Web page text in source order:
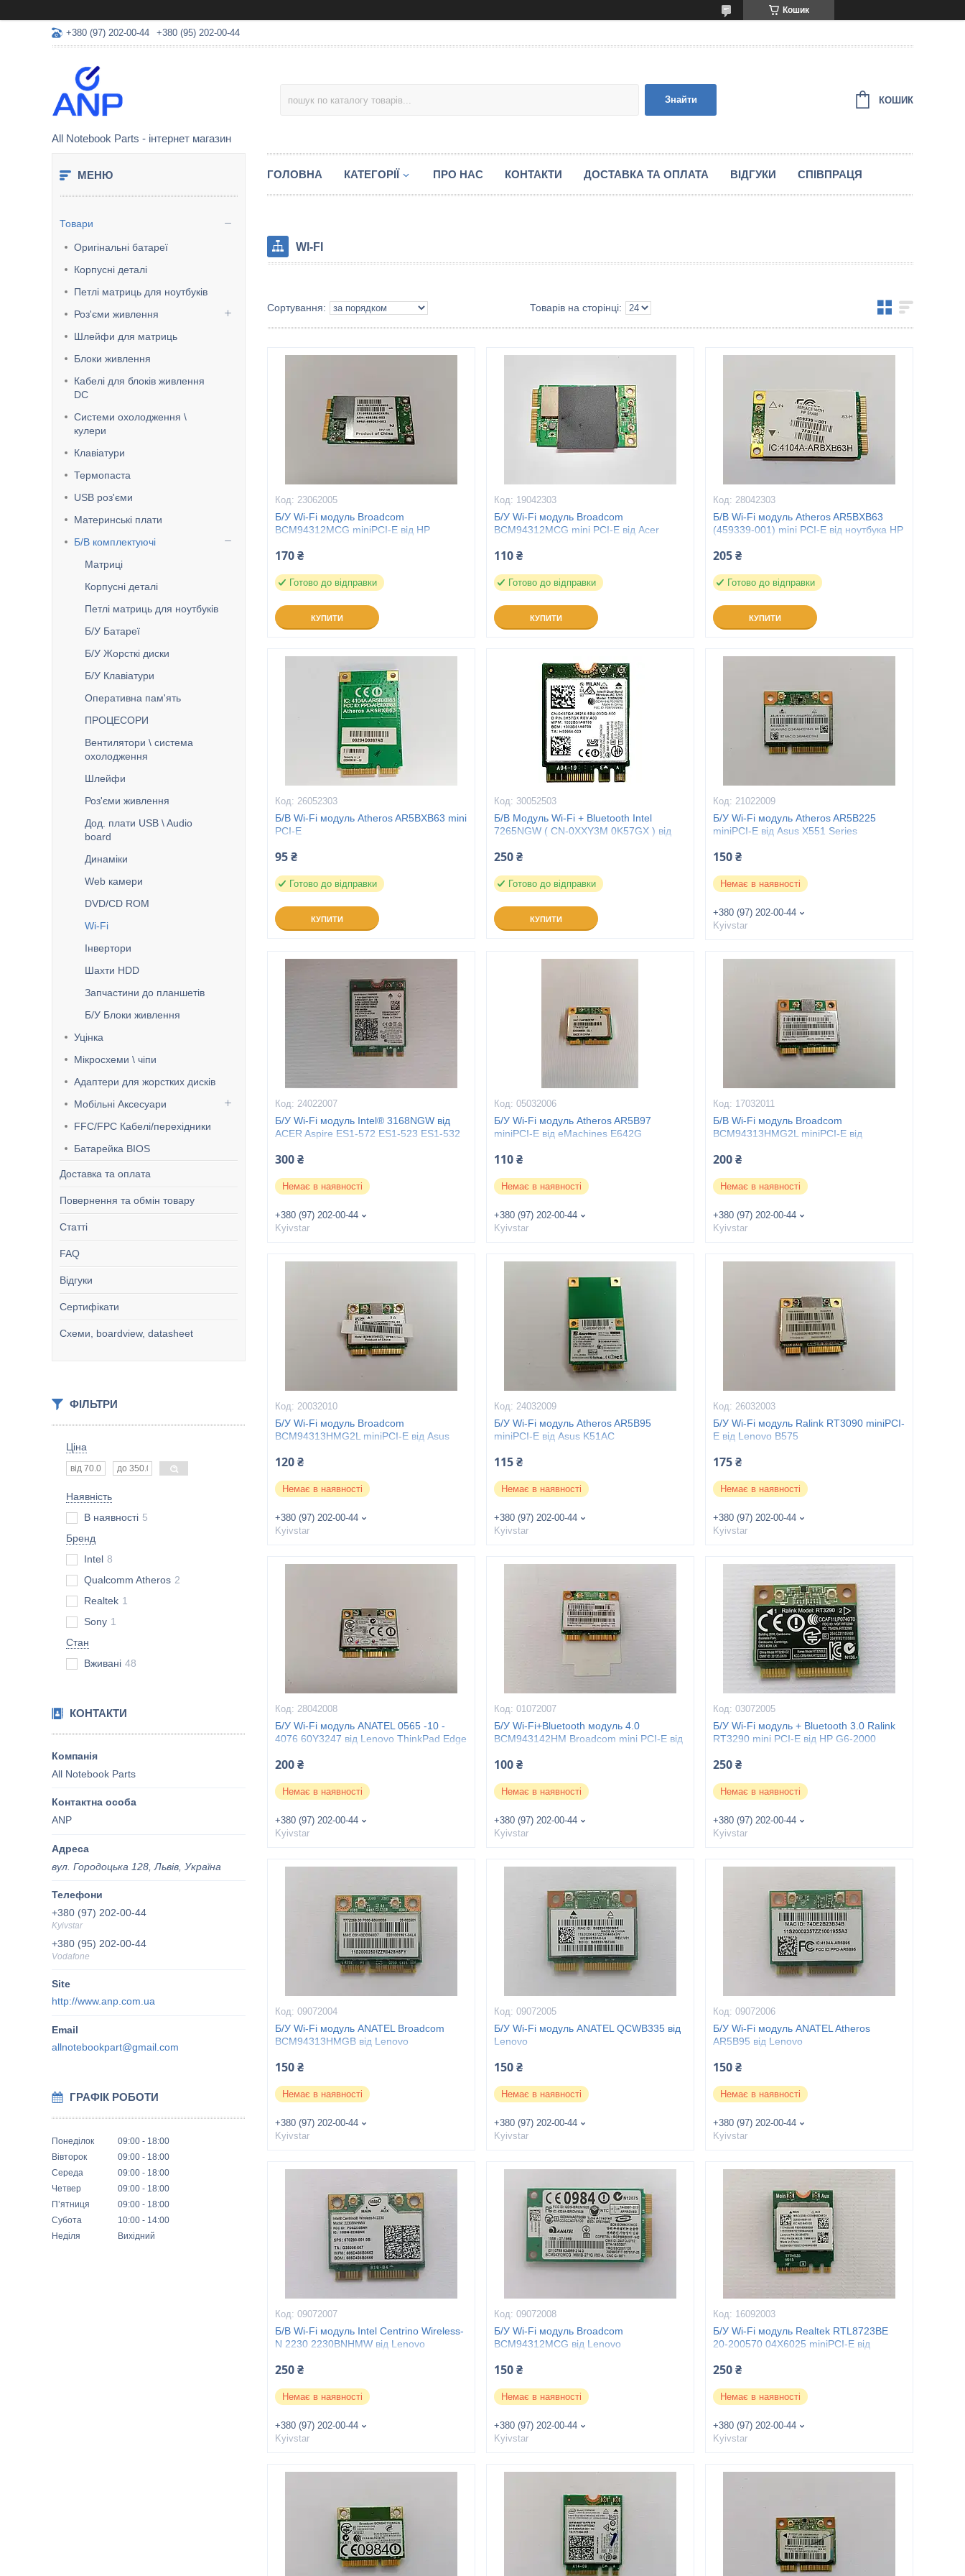
Кошик
+380 (97) 202-00-44 +380 (95) 202-00-44
All Notebook Parts - інтернет магазин
Знайти КОШИК
Товари
Оригінальні батареї
Корпусні деталі
Петлі матриць для ноутбуків
Роз'єми живлення
Шлейфи для матриць
Блоки живлення
Кабелі для блоків живлення
DC
Системи охолодження \
кулери
Клавіатури
Термопаста
USB роз'єми
Материнські плати
Б/В комплектуючі
Матриці
Корпусні деталі
Петлі матриць для ноутбуків
Б/У Батареї
Б/У Жорсткі диски
Б/У Клавіатури
Оперативна пам'ять
ПРОЦЕСОРИ
Вентилятори \ система
охолодження
Шлейфи
Роз'єми живлення
Дод. плати USB \ Audio
board
Динаміки
Web камери
DVD/CD ROM
Wі-Fі
Інвертори
Шахти HDD
Запчастини до планшетів
Б/У Блоки живлення
Уцінка
Мікросхеми \ чіпи
Адаптери для жорстких дисків
Мобільні Аксесуари
FFC/FPC Кабелі/перехідники
Батарейка BIOS
Доставка та оплата
Повернення та обмін товару
Статті
FAQ
Відгуки
Сертифікати
Схеми, boardview, datasheet
ФІЛЬТРИ
Ціна
Наявність
В наявності 5
Бренд
Intel 8
Qualcomm Atheros 2
Realtek 1
Sony 1
Стан
Вживані 48
КОНТАКТИ
All Notebook Parts
ANP
вул. Городоцька 128, Львів, Україна
+380 (97) 202-00-44
Kyivstar
+380 (95) 202-00-44
Vodafone
http://www.anp.com.ua
allnotebookpart@gmail.com
ГРАФІК РОБОТИ
Понеділок 09:00
18:00
Вівторок
09:00
18:00
Середа
09:00
18:00
Четвер
09:00
18:00
Пʼятниця
09:00
18:00
Субота
10:00
14:00
Неділя
Вихідний
ГОЛОВНА КАТЕГОРІЇ ПРО НАС КОНТАКТИ ДОСТАВКА ТА ОПЛАТА ВІДГУКИ СПІВПРАЦЯ
WІ-FІ
23062005
Б/У Wi-Fi модуль Broadcom
BCM94312MCG miniPCI-E від HP
170 ₴
Готово до відправки
КУПИТИ
19042303
Б/У Wi-Fi модуль Broadcom
BCM94312MCG mini PCI-E від Acer
110 ₴
Готово до відправки
КУПИТИ
28042303
Б/В Wi-Fi модуль Atheros AR5BXB63
(459339-001) mini PCI-E від ноутбука HP
205 ₴
Готово до відправки
КУПИТИ
26052303
Б/В Wi-Fi модуль Atheros AR5BXB63 mini
PCI-E
95 ₴
Готово до відправки
КУПИТИ
30052503
Б/В Модуль Wi-Fi + Bluetooth Intel
7265NGW ( CN-0XXY3M 0K57GX ) від
250 ₴
Готово до відправки
КУПИТИ
21022009
Б/У Wi-Fi модуль Atheros AR5B225
miniPCI-E від Asus X551 Series
150 ₴
Немає в наявності
+380 (97) 202-00-44
Kyivstar
24022007
Б/У Wi-Fi модуль Intel® 3168NGW від
ACER Aspire ES1-572 ES1-523 ES1-532
300 ₴
Немає в наявності
+380 (97) 202-00-44
Kyivstar
05032006
Б/У Wi-Fi модуль Atheros AR5B97
miniPCI-E від eMachines E642G
110 ₴
Немає в наявності
+380 (97) 202-00-44
Kyivstar
17032011
Б/В Wi-Fi модуль Broadcom
BCM94313HMG2L miniPCI-E від
200 ₴
Немає в наявності
+380 (97) 202-00-44
Kyivstar
20032010
Б/У Wi-Fi модуль Broadcom
BCM94313HMG2L miniPCI-E від Asus
120 ₴
Немає в наявності
+380 (97) 202-00-44
Kyivstar
24032009
Б/У Wi-Fi модуль Atheros AR5B95
miniPCI-E від Asus K51AC
115 ₴
Немає в наявності
+380 (97) 202-00-44
Kyivstar
26032003
Б/У Wi-Fi модуль Ralink RT3090 miniPCI-
E від Lenovo B575
175 ₴
Немає в наявності
+380 (97) 202-00-44
Kyivstar
28042008
Б/У Wi-Fi модуль ANATEL 0565 -10 -
4076 60Y3247 від Lenovo ThinkPad Edge
200 ₴
Немає в наявності
+380 (97) 202-00-44
Kyivstar
01072007
Б/У Wi-Fi+Bluetooth модуль 4.0
BCM943142HM Broadcom mini PCI-E від
100 ₴
Немає в наявності
+380 (97) 202-00-44
Kyivstar
03072005
Б/У Wi-Fi модуль + Bluetooth 3.0 Ralink
RT3290 mini PCI-E від HP G6-2000
250 ₴
Немає в наявності
+380 (97) 202-00-44
Kyivstar
09072004
Б/У Wi-Fi модуль ANATEL Broadcom
BCM94313HMGB від Lenovo
150 ₴
Немає в наявності
+380 (97) 202-00-44
Kyivstar
09072005
Б/У Wi-Fi модуль ANATEL QCWB335 від
Lenovo
150 ₴
Немає в наявності
+380 (97) 202-00-44
Kyivstar
09072006
Б/У Wi-Fi модуль ANATEL Atheros
AR5B95 від Lenovo
150 ₴
Немає в наявності
+380 (97) 202-00-44
Kyivstar
09072007
Б/В Wi-Fi модуль Intel Centrino Wireless-
N 2230 2230BNHMW від Lenovo
250 ₴
Немає в наявності
+380 (97) 202-00-44
Kyivstar
09072008
Б/У Wi-Fi модуль Broadcom
BCM94312MCG від Lenovo
150 ₴
Немає в наявності
+380 (97) 202-00-44
Kyivstar
16092003
Б/У Wi-Fi модуль Realtek RTL8723BE
20-200570 04X6025 miniPCI-E від
250 ₴
Немає в наявності
+380 (97) 202-00-44
Kyivstar